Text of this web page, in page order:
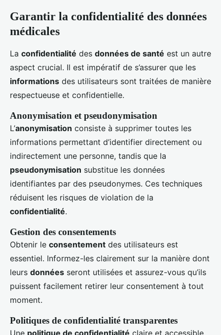
Garantir la confidentialité des données
médicales
La confidentialité des données de santé est un autre
aspect crucial. Il est impératif de s’assurer que les
informations des utilisateurs sont traitées de manière
respectueuse et confidentielle.
Anonymisation et pseudonymisation
L’anonymisation consiste à supprimer toutes les
informations permettant d’identifier directement ou
indirectement une personne, tandis que la
pseudonymisation substitue les données
identifiantes par des pseudonymes. Ces techniques
réduisent les risques de violation de la
confidentialité.
Gestion des consentements
Obtenir le consentement des utilisateurs est
essentiel. Informez-les clairement sur la manière dont
leurs données seront utilisées et assurez-vous qu’ils
puissent facilement retirer leur consentement à tout
moment.
Politiques de confidentialité transparentes